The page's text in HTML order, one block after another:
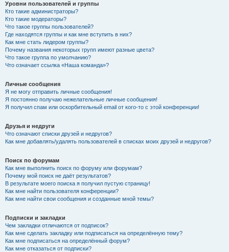
Уровни пользователей и группы
Кто такие администраторы?
Кто такие модераторы?
Что такое группы пользователей?
Где находятся группы и как мне вступить в них?
Как мне стать лидером группы?
Почему названия некоторых групп имеют разные цвета?
Что такое группа по умолчанию?
Что означает ссылка «Наша команда»?
Личные сообщения
Я не могу отправить личные сообщения!
Я постоянно получаю нежелательные личные сообщения!
Я получил спам или оскорбительный email от кого-то с этой конференции!
Друзья и недруги
Что означают списки друзей и недругов?
Как мне добавлять/удалять пользователей в списках моих друзей и недругов?
Поиск по форумам
Как мне выполнить поиск по форуму или форумам?
Почему мой поиск не даёт результатов?
В результате моего поиска я получил пустую страницу!
Как мне найти пользователя конференции?
Как мне найти свои сообщения и созданные мной темы?
Подписки и закладки
Чем закладки отличаются от подписок?
Как мне сделать закладку или подписаться на определённую тему?
Как мне подписаться на определённый форум?
Как мне отказаться от подписки?